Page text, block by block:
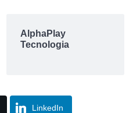
AlphaPlay
Tecnologia
LinkedIn